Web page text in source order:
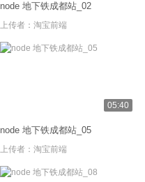
node 地下铁成都站_02
上传者： 淘宝前端
05:40
node 地下铁成都站_05
上传者： 淘宝前端